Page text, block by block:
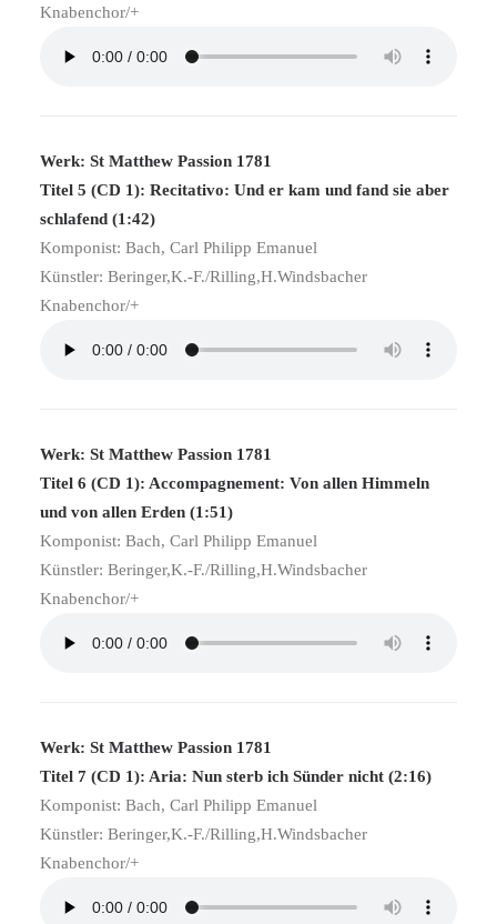
Knabenchor/+
Werk: St Matthew Passion 1781
Titel 5 (CD 1): Recitativo: Und er kam und fand sie aber
schlafend (1:42)
Komponist: Bach, Carl Philipp Emanuel
Künstler: Beringer,K.-F./Rilling,H.Windsbacher
Knabenchor/+
Werk: St Matthew Passion 1781
Titel 6 (CD 1): Accompagnement: Von allen Himmeln
und von allen Erden (1:51)
Komponist: Bach, Carl Philipp Emanuel
Künstler: Beringer,K.-F./Rilling,H.Windsbacher
Knabenchor/+
Werk: St Matthew Passion 1781
Titel 7 (CD 1): Aria: Nun sterb ich Sünder nicht (2:16)
Komponist: Bach, Carl Philipp Emanuel
Künstler: Beringer,K.-F./Rilling,H.Windsbacher
Knabenchor/+